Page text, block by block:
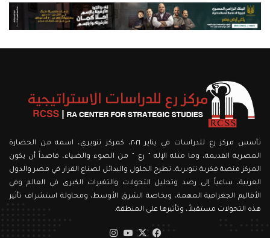
تأسس مركز رع للدراسات في يناير ٢٠٢١، كمركز تنويري، اسمه من الحضارة
المصرية القديمة، وما مثله الإله ” رع ” من الضوء والضياء، قاصداً أن يكون
المركز منصة فكرية تنويرية، تطرح الحلول والبدائل لصناع القرار في مصر والدول
العربية، ساعياً إلى رصد وتحليل التحولات والتغيرات الكبرى في العالم وفي
الأقاليم الجغرافية المهمة، وبخاصة الشرق الأوسط، ومحاولة استشراف تأثير
هذه التحولات مستقبلاً، وتأثيرها على المنطقة.
فيسبوك
‫X
‫YouTube